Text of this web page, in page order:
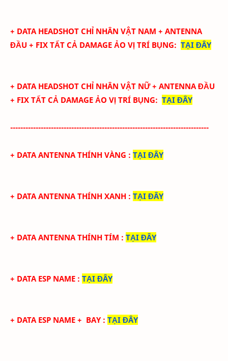
+ DATA HEADSHOT CHỈ NHÂN VẬT NAM + ANTENNA
ĐẦU + FIX TẤT CẢ DAMAGE ẢO VỊ TRÍ BỤNG: TẠI ĐÂY
+ DATA HEADSHOT CHỈ NHÂN VẬT NỮ + ANTENNA ĐẦU
+ FIX TẤT CẢ DAMAGE ẢO VỊ TRÍ BỤNG: TẠI ĐÂY
------------------------------------------------------------------------------
+ DATA ANTENNA THÍNH VÀNG : TẠI ĐÂY
+ DATA ANTENNA THÍNH XANH : TẠI ĐÂY
+ DATA ANTENNA THÍNH TÍM : TẠI ĐÂY
+ DATA ESP NAME : TẠI ĐÂY
+ DATA ESP NAME + BAY : TẠI ĐÂY